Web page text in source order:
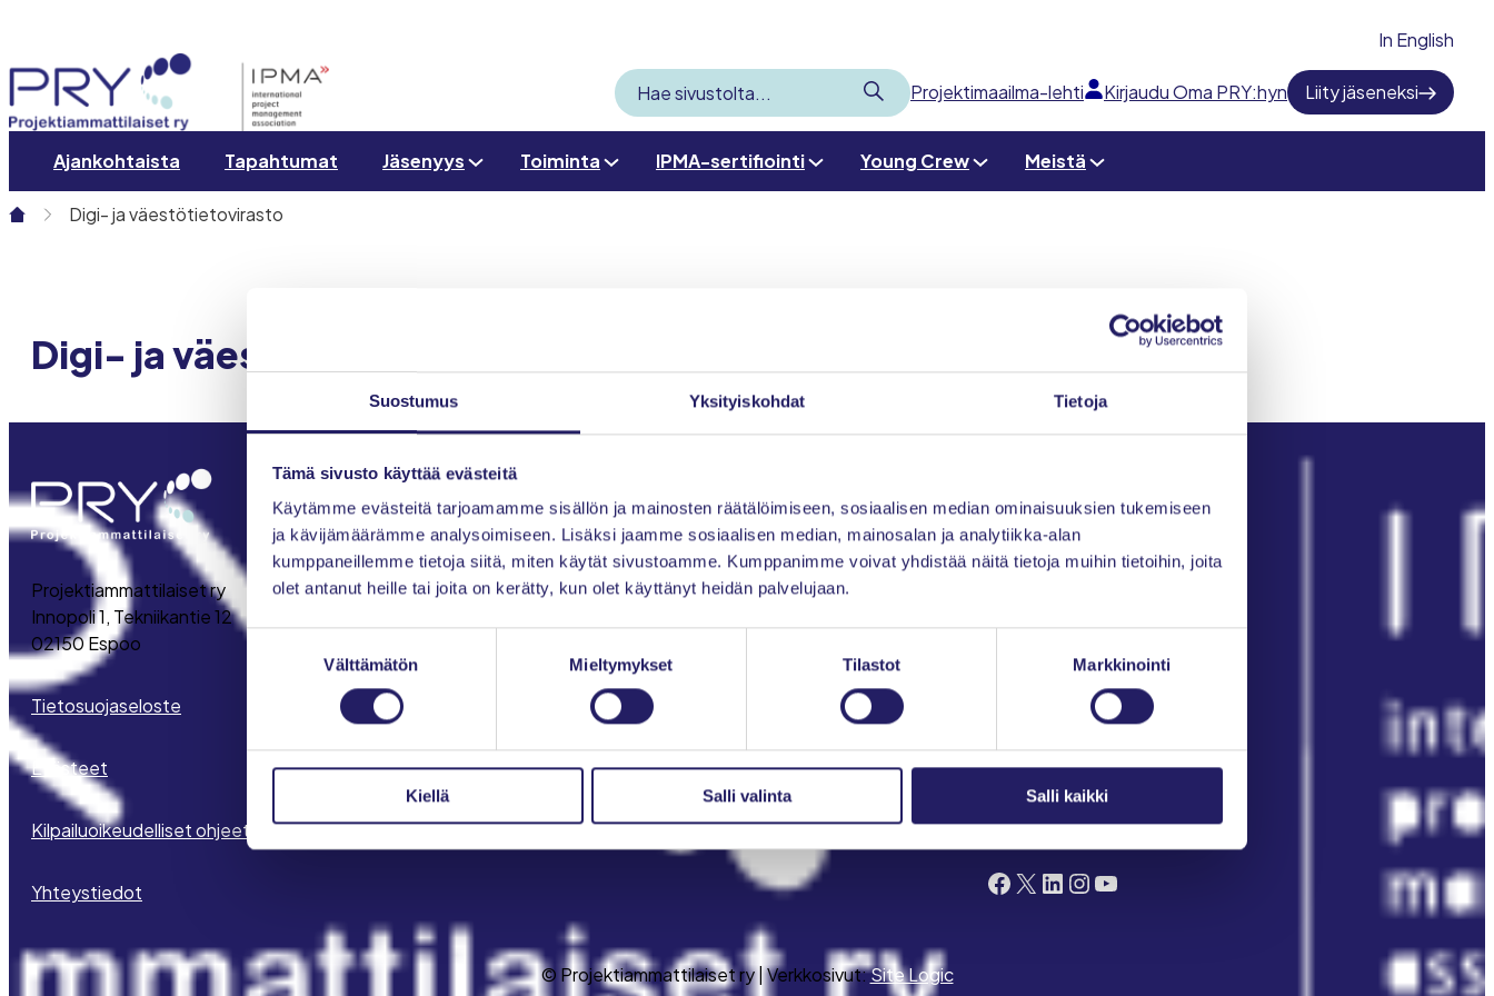
Suostumus Yksityiskohdat Tietoja
Tämä sivusto käyttää evästeitä
Käytämme evästeitä tarjoamamme sisällön ja mainosten räätälöimiseen, sosiaalisen median ominaisuuksien tukemiseen
ja kävijämäärämme analysoimiseen. Lisäksi jaamme sosiaalisen median, mainosalan ja analytiikka-alan
kumppaneillemme tietoja siitä, miten käytät sivustoamme. Kumppanimme voivat yhdistää näitä tietoja muihin tietoihin, joita
olet antanut heille tai joita on kerätty, kun olet käyttänyt heidän palvelujaan.
Suostumuksen
Välttämätön Mieltymykset Tilastot Markkinointi
Kiellä Salli valinta Salli kaikki
In English
Hae
sivustolta
LähetäProjektimaailma-lehti Kirjaudu Oma PRY:hyn Liity jäseneksi
Ajankohtaista Tapahtumat Jäsenyys Toiminta IPMA-sertifiointi Young Crew Meistä
Digi- ja väestötietovirasto
Digi- ja väestötietovirasto
Projektiammattilaiset ry
Innopoli 1, Tekniikantie 12
02150 Espoo
Tietosuojaseloste
Evästeet
Kilpailuoikeudelliset ohjeet
Yhteystiedot
Ajankohtaista
Tapahtumat
Jäsenyys
Toiminta
IPMA-sertifiointi
Young Crew
Kirjaudu Oma PRY:hyn
Liity jäseneksi
Seuraa meitä somessa
Facebook X LinkedIn InstagramYouTube
© Projektiammattilaiset ry | Verkkosivut:Site Logic